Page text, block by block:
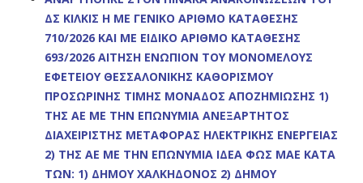
ΔΣ ΚΙΛΚΙΣ Η ΜΕ ΓΕΝΙΚΟ ΑΡΙΘΜΟ ΚΑΤΑΘΕΣΗΣ
710/2026 ΚΑΙ ΜΕ ΕΙΔΙΚΟ ΑΡΙΘΜΟ ΚΑΤΑΘΕΣΗΣ
693/2026 ΑΙΤΗΣΗ ΕΝΩΠΙΟΝ ΤΟΥ ΜΟΝΟΜΕΛΟΥΣ
ΕΦΕΤΕΙΟΥ ΘΕΣΣΑΛΟΝΙΚΗΣ ΚΑΘΟΡΙΣΜΟΥ
ΠΡΟΣΩΡΙΝΗΣ ΤΙΜΗΣ ΜΟΝΑΔΟΣ ΑΠΟΖΗΜΙΩΣΗΣ 1)
ΤΗΣ ΑΕ ΜΕ ΤΗΝ ΕΠΩΝΥΜΙΑ ΑΝΕΞΑΡΤΗΤΟΣ
ΔΙΑΧΕΙΡΙΣΤΗΣ ΜΕΤΑΦΟΡΑΣ ΗΛΕΚΤΡΙΚΗΣ ΕΝΕΡΓΕΙΑΣ
2) ΤΗΣ ΑΕ ΜΕ ΤΗΝ ΕΠΩΝΥΜΙΑ ΙΔΕΑ ΦΩΣ ΜΑΕ ΚΑΤΑ
ΤΩΝ: 1) ΔΗΜΟΥ ΧΑΛΚΗΔΟΝΟΣ 2) ΔΗΜΟΥ